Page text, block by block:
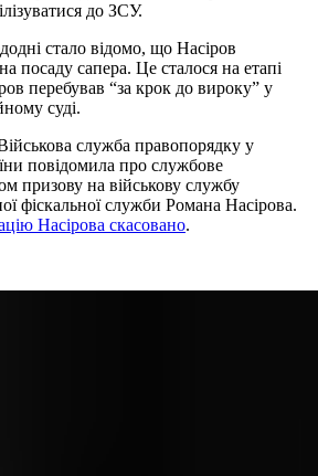
до ЗСУ.
стало відомо, що Насіров
посаду сапера. Це сталося на етапі
перебував “за крок до вироку” у
суді.
служба правопорядку у
повідомила про службове
призову на військову службу
фіскальної служби Романа Насірова.
Насірова скасовано.